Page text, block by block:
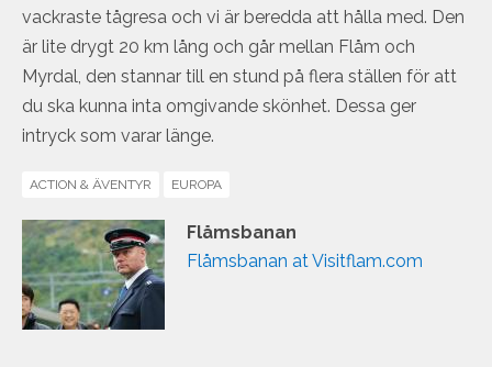
vackraste tågresa och vi är beredda att hålla med. Den
är lite drygt 20 km lång och går mellan Flåm och
Myrdal, den stannar till en stund på flera ställen för att
du ska kunna inta omgivande skönhet. Dessa ger
intryck som varar länge.
ACTION & ÄVENTYR EUROPA
Flåmsbanan
Flåmsbanan at Visitflam.com